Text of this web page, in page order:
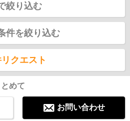
絞り込む
件を絞り込む
クエスト
めて
お問い合わせ